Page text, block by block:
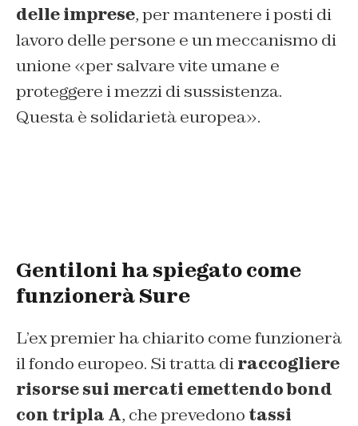
delle imprese, per mantenere i posti di
lavoro delle persone e un meccanismo di
unione «per salvare vite umane e
proteggere i mezzi di sussistenza.
Questa è solidarietà europea».
Gentiloni ha spiegato come
funzionerà Sure
L’ex premier ha chiarito come funzionerà
il fondo europeo. Si tratta diraccogliere
risorse sui mercati emettendo bond
con tripla A, che prevedono tassi